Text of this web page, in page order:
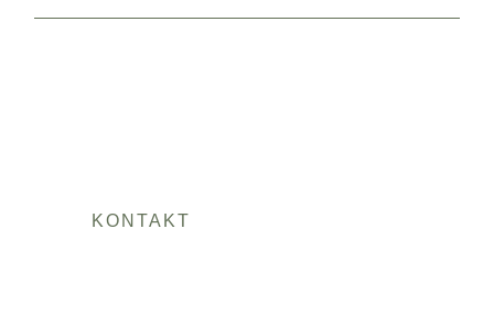
KONTAKT